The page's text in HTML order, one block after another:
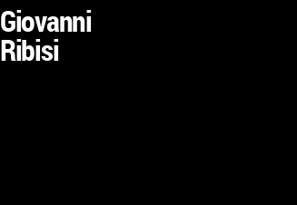
SCHEDA
Giovanni
Ribisi